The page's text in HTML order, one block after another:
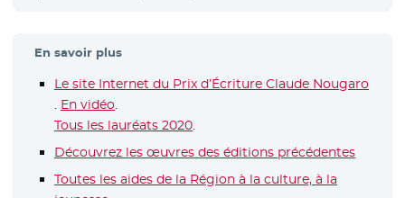
En savoir plus
Le site Internet du Prix d’Écriture Claude Nougaro
- Nouvelle fenêtre
. En vidéo- Nouvelle fenêtre
.
Tous les lauréats 2020- Nouvelle fenêtre
.
Découvrez les œuvres des éditions précédentes-
Toutes les aides de la Région à la culture, à la